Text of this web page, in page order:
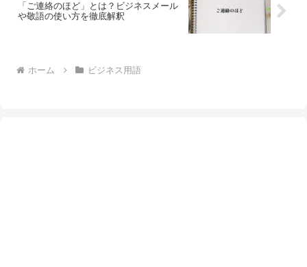
「ご連絡のほど」とは？ビジネスメール
や敬語の使い方を徹底解釈
ホーム ビジネス用語